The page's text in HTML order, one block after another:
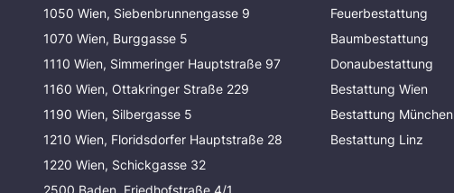
1050 Wien, Siebenbrunnengasse 9
1070 Wien, Burggasse 5
1110 Wien, Simmeringer Hauptstraße 97
1160 Wien, Ottakringer Straße 229
1190 Wien, Silbergasse 5
1210 Wien, Floridsdorfer Hauptstraße 28
1220 Wien, Schickgasse 32
2500 Baden, Friedhofstraße 4/1
Feuerbestattung
Baumbestattung
Donaubestattung
Bestattung Wien
Bestattung München
Bestattung Linz